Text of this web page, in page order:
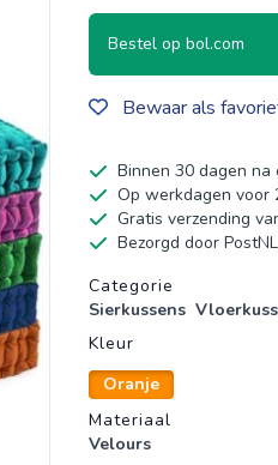
Bestel op bol.com
Bewaar als
Binnen 30 dagen na
Op werkdagen voor
Gratis verzending
Bezorgd door PostNL
Categorie
Sierkussens
Kleur
Oranje
Materiaal
Velours